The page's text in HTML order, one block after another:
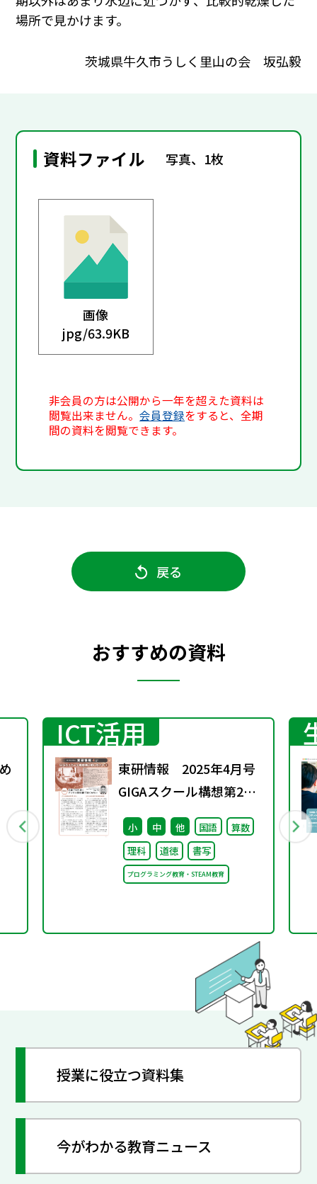
場所で見かけます。
茨城県牛久市うしく里山の会 坂弘毅
資料ファイル 写真、1枚
画像
jpg/63.9KB
非会員の方は公開から一年を超えた資料は
閲覧出来ません。会員登録をすると、全期
間の資料を閲覧できます。
戻る
おすすめの資料
ICT活用
東研情報 2025年4月号
GIGAスクール構想第2期
に向けて ③
小 中 他 国語
算数
理科
道徳 書写
プログラミング教育・STEAM教育
授業に役立つ資料集
今がわかる教育ニュース